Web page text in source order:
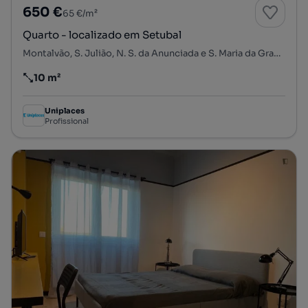
650 €65 €/m²
Quarto - localizado em Setubal
Montalvão, S. Julião, N. S. da Anunciada e S. Maria da Graça, Setúbal, Setúbal
Preço por metro quadrado
10 m²
Uniplaces
Profissional